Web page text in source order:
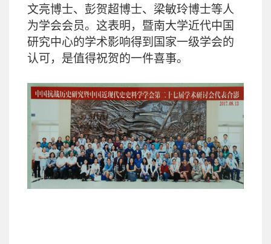
文亮博士、 彭贺超博士、 梁敏玲博士等人
为学会会员。这表明，暨南大学近代中国
研究中心的学术影响得到国家一级学会的
认可，是值得祝贺的一件喜事。